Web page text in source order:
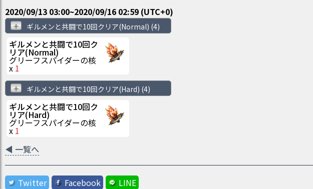
2020/09/13 03:00~2020/09/16 02:59 (UTC+0)
+ ギルメンと共闘で10回クリア(Normal) (4)
ギルメンと共闘で10回ク
リア(Normal)
グリーフスパイダーの核
x 1
+ ギルメンと共闘で10回クリア(Hard) (4)
ギルメンと共闘で10回ク
リア(Hard)
グリーフスパイダーの核
x 1
◀ 一覧へ
Twitter Facebook
LINE